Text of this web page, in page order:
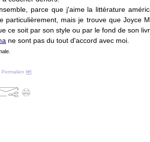
parce que j'aime la littérature
particulièrement, mais je trouve que Joyce
ce soit par son style ou par le fond de son
ne sont pas du tout d'accord avec moi.
Permalien [#]